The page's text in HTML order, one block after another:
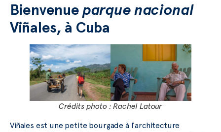
Bienvenue parque nacional
Viñales, à Cuba
Crédits photo : Rachel Latour
Viñales est une petite bourgade à l’architecture